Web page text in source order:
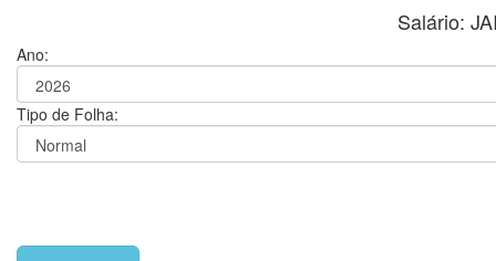
Salário:
Ano:
Tipo de Folha: